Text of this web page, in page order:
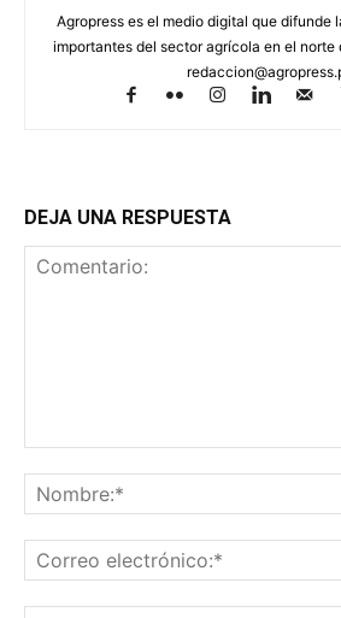
Agropress es el medio digital que difunde
importantes del sector agrícola en el norte
DEJA UNA RESPUESTA